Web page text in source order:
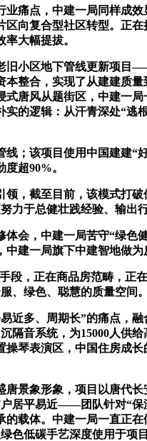
点，中建一局同样成
向复合型社区转型。正
大幅提拔。
小区地下管线更新项目
整合，实现了从建建质
唐风从题街区，中建一
的逻辑：从汗青深处“
该项目使用中国建建“
超90%。
截至目前，该模式打
力于总健壮践经验、输出行
，中建一局苦守“绿色
建一局旗下中建智地做
正在商品房范畴，正
绿色、聪慧的质量空间
多、周期长”的痛点，
隔音系统，为15000人供
琴表演区，中国住房成
象形象，项目以唐代长
居平易近——团队针对“
载体。中建一局一直正
低碳手艺深度使用于项